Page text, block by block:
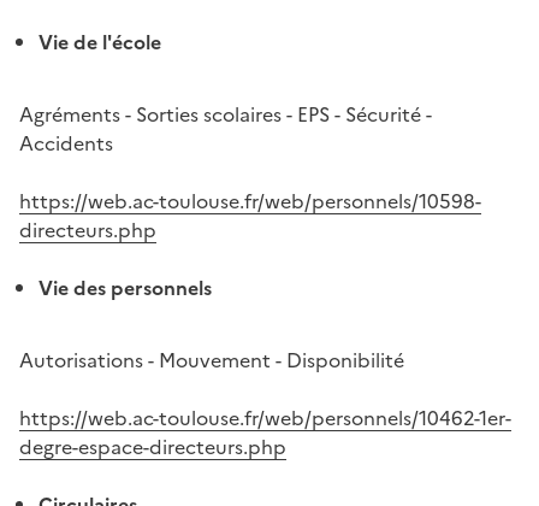
Vie de l'école
Agréments - Sorties scolaires - EPS - Sécurité -
Accidents
https://web.ac-toulouse.fr/web/personnels/10598-
directeurs.php
Vie des personnels
Autorisations - Mouvement - Disponibilité
https://web.ac-toulouse.fr/web/personnels/10462-1er-
degre-espace-directeurs.php